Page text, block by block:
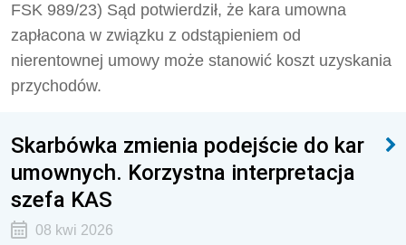
FSK 989/23) Sąd potwierdził, że kara umowna
zapłacona w związku z odstąpieniem od
nierentownej umowy może stanowić koszt uzyskania
przychodów.
Skarbówka zmienia podejście do kar
umownych. Korzystna interpretacja
szefa KAS
08 kwi 2026